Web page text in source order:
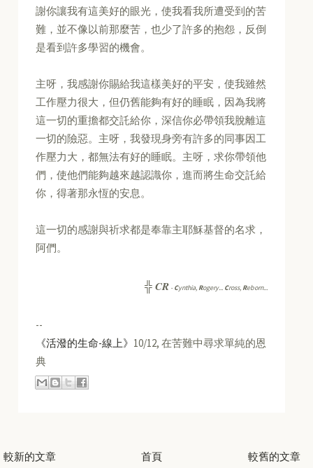
謝你讓我有這美好的眼光，使我看我所遭受到的苦
難，並不像以前那麼苦，也少了許多的抱怨，反倒
是看到許多學習的機會。
主呀，我感謝你賜給我這樣美好的平安，使我雖然
工作壓力很大，但仍舊能夠有好的睡眠，因為我將
這一切的重擔都交託給你，深信你必帶領我脫離這
一切的險惡。主呀，我發現身旁有許多的同事因工
作壓力大，都無法有好的睡眠。主呀，求你帶領他
們，使他們能夠越來越認識你，進而將生命交託給
你，得著那永恆的安息。
這一切的感謝與祈求都是奉靠主耶穌基督的名求，
阿們。
╬CR -Cynthia, Rogery... Cross, Reborn...
--
《活潑的生命-線上》 10/12, 在苦難中尋求單純的恩
典
較新的文章 較舊的文章
首頁